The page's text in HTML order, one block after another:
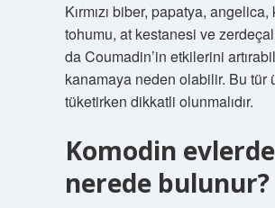
Kırmızı biber, papatya, angelica,
tohumu, at kestanesi ve
da Coumadin’in etkilerini
kanamaya neden olabilir. Bu tür
tüketirken dikkatli olunmalıdır.
Komodin evlerde
nerede bulunur?